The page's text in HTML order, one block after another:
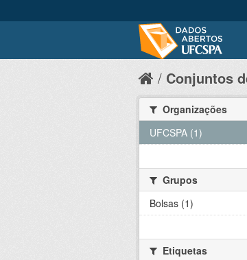
Conjuntos
Organizações
UFCSPA (1)
Grupos
Bolsas (1)
Etiquetas